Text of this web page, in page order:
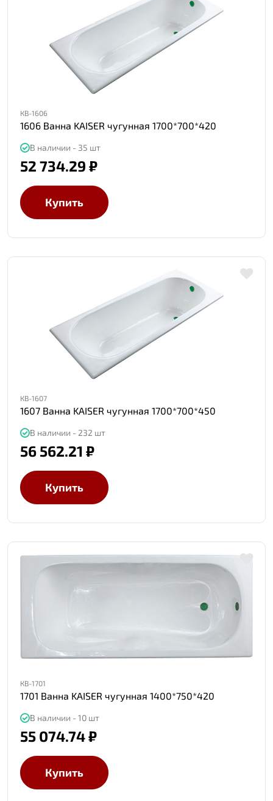
КВ-1606
1606 Ванна KAISER чугунная 1700*700*420
В наличии - 35 шт
52 734.29 ₽
Купить
КВ-1607
1607 Ванна KAISER чугунная 1700*700*450
В наличии - 232 шт
56 562.21 ₽
Купить
КВ-1701
1701 Ванна KAISER чугунная 1400*750*420
В наличии - 10 шт
55 074.74 ₽
Купить